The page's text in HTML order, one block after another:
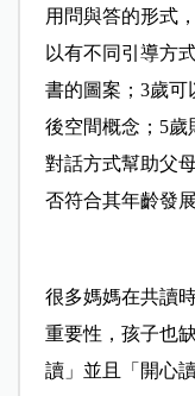
用問與答的形式
以有不同引導方
書的圖案；3歲可
後空間概念；5歲
對話方式幫助父
否符合其年齡發展
很多媽媽在共讀
重要性，孩子也
讀」並且「開心